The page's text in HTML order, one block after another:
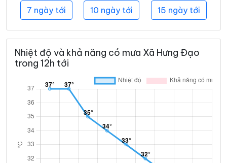
7 ngày tới 10 ngày tới 15 ngày tới
Nhiệt độ và khả năng có mưa Xã Hưng Đạo
trong 12h tới